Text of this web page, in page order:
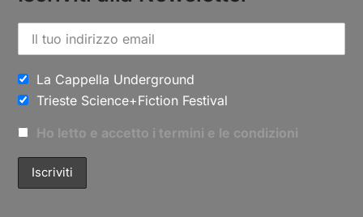
La Cappella Underground
Trieste Science+Fiction Festival
Ho letto e accetto i termini e le condizioni